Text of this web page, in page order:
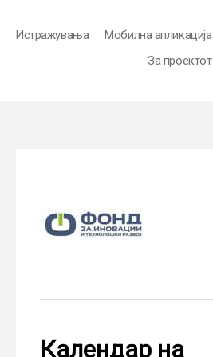
Истражувања
Мобилна апликација
За проектот
Календар на